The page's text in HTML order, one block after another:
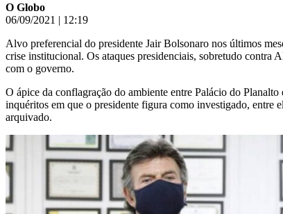
O Globo
06/09/2021 | 12:19
Alvo preferencial do presidente Jair Bolsonaro nos últimos
crise institucional. Os ataques presidenciais, sobretudo contra
com o governo.
O ápice da conflagração do ambiente entre Palácio do
inquéritos em que o presidente figura como investigado, entre
arquivado.